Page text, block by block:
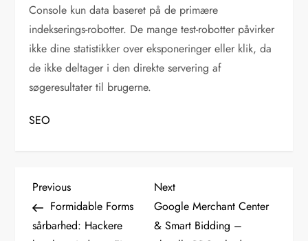
Console kun data baseret på de primære
indekserings-robotter. De mange test-robotter påvirker
ikke dine statistikker over eksponeringer eller klik, da
de ikke deltager i den direkte servering af
søgeresultater til brugerne.
SEO
I
n
Previous
Post
Previous
Formidable Forms
sårbarhed: Hackere
Next
Post
Next
Google Merchant Center
& Smart Bidding –